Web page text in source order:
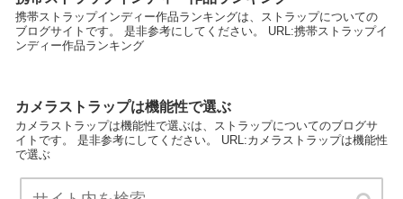
携帯ストラップインディー作品ランキングは、ストラップについての
ブログサイトです。 是非参考にしてください。 URL:携帯ストラップイ
ンディー作品ランキング
カメラストラップは機能性で選ぶ
カメラストラップは機能性で選ぶは、ストラップについてのブログサ
イトです。 是非参考にしてください。 URL:カメラストラップは機能性
で選ぶ